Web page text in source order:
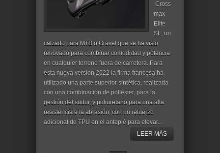
Cross
max
Elite
SL, un
calzado para MTB o Gravel que se ha visto
renovado para combinar comodidad y potencia
en cualquier terreno fuera de carretera. Para
esta nueva versión 2022 la firma francesa ha
utilizado una parte superior sintética, realizada
con una combinación de poliéster, para la
gestión del sudor, y poliuretano para una alta
resistencia a la abrasión, con un refuerzo
adicional de TPU en el antepié para elevar...
LEER MÁS